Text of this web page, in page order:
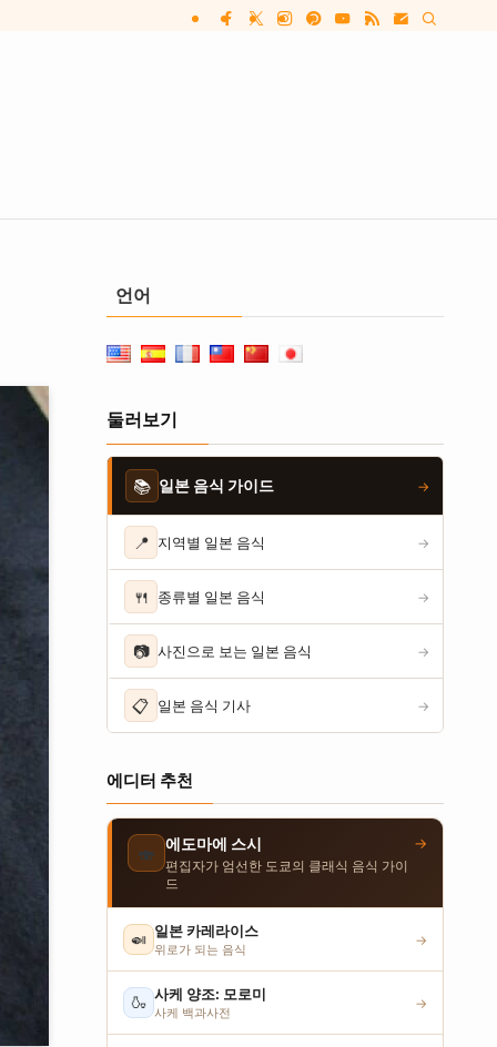
언어
둘러보기
📚 일본 음식 가이드 →
📍 지역별 일본 음식 →
🍴 종류별 일본 음식 →
📷 사진으로 보는 일본 음식 →
📋 일본 음식 기사 →
에디터 추천
🍣 에도마에 스시
편집자가 엄선한 도쿄의 클래식 음식 가이
드
→
🍛 일본 카레라이스
위로가 되는 음식
→
🍶 사케 양조: 모로미
사케 백과사전
→